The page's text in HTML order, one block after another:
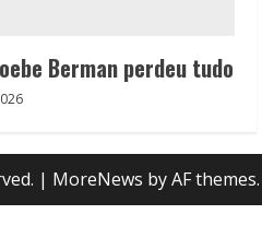
Berman perdeu tudo
| MoreNews by AF themes.